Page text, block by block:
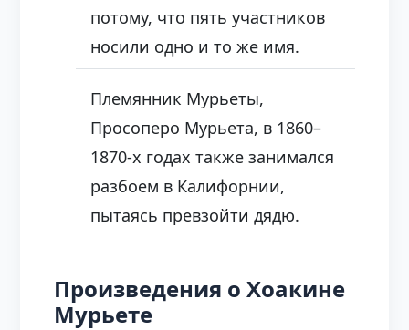
потому, что пять участников
носили одно и то же имя.
Племянник Мурьеты,
Просоперо Мурьета, в 1860–
1870-х годах также занимался
разбоем в Калифорнии,
пытаясь превзойти дядю.
Произведения о Хоакине
Мурьете